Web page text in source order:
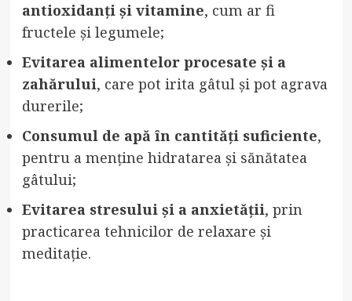
antioxidanți și vitamine, cum ar fi
fructele și legumele;
Evitarea alimentelor procesate și a
zahărului, care pot irita gâtul și pot agrava
durerile;
Consumul de apă în cantități suficiente,
pentru a menține hidratarea și sănătatea
gâtului;
Evitarea stresului și a anxietății, prin
practicarea tehnicilor de relaxare și
meditație.